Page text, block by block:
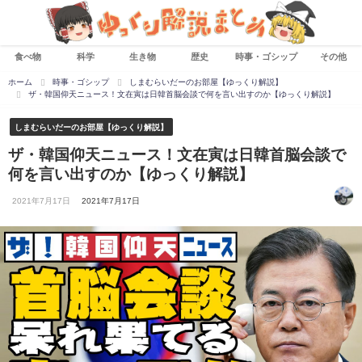
食べ物 科学 生き物 歴史 時事・ゴシップ その他
ホーム 時事・ゴシップ
しまむらいだーのお部屋【ゆっくり解説】
ザ・韓国仰天ニュース！文在寅は日韓首脳会談で何を言い出すのか【ゆっくり解説】
しまむらいだーのお部屋【ゆっくり解説】
ザ・韓国仰天ニュース！文在寅は日韓首脳会談で
何を言い出すのか【ゆっくり解説】
2021年7月17日 2021年7月17日